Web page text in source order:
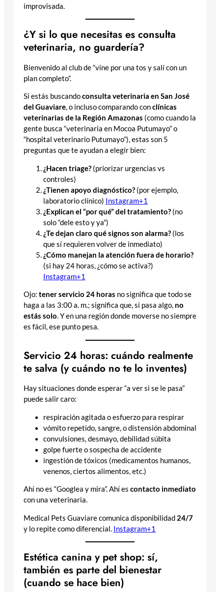
improvisada.
¿Y si lo que necesitas es consulta
veterinaria, no guardería?
Bienvenido al club de “vine por una tos y salí con un
plan completo”.
Si estás buscandoconsulta veterinaria en San José
del Guaviare, o incluso comparando conclínicas
veterinarias de la Región Amazonas (como cuando la
gente busca “veterinaria en Mocoa Putumayo” o
“hospital veterinario Putumayo”), estas son 5
preguntas que te ayudan a elegir bien:
¿Hacen triage? (priorizar urgencias vs
controles)
¿Tienen apoyo diagnóstico? (por ejemplo,
laboratorio clínico) Instagram+1
¿Explican el “por qué” del tratamiento? (no
solo “dele esto y ya”)
¿Te dejan claro qué signos son alarma? (los
que sí requieren volver de inmediato)
¿Cómo manejan la atención fuera de horario?
(si hay 24 horas, ¿cómo se activa?)
Instagram+1
Ojo: tener servicio 24 horas no significa que todo se
haga a las 3:00 a. m.; significa que, si pasa algo, no
estás solo. Y en una región donde moverse no siempre
es fácil, ese punto pesa.
Servicio 24 horas: cuándo realmente
te salva (y cuándo no te lo inventes)
Hay situaciones donde esperar “a ver si se le pasa”
puede salir caro:
respiración agitada o esfuerzo para respirar
vómito repetido, sangre, o distensión abdominal
convulsiones, desmayo, debilidad súbita
golpe fuerte o sospecha de accidente
ingestión de tóxicos (medicamentos humanos,
venenos, ciertos alimentos, etc.)
Ahí no es “Googlea y mira”. Ahí es contacto inmediato
con una veterinaria.
Medical Pets Guaviare comunica disponibilidad 24/7
y lo repite como diferencial. Instagram+1
Estética canina y pet shop: sí,
también es parte del bienestar
(cuando se hace bien)